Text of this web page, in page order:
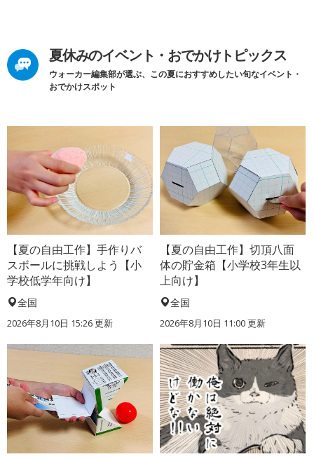
夏休みのイベント・おでかけトピックス
ウォーカー編集部が選ぶ、この夏におすすめしたい旬なイベント・
おでかけスポット
【夏の自由工作】手作りバ
スボールに挑戦しよう【小
学校低学年向け】
全国
2026年8月10日 15:26更新
【夏の自由工作】切頂八面
体の貯金箱【小学校3年生以
上向け】
全国
2026年8月10日 11:00更新